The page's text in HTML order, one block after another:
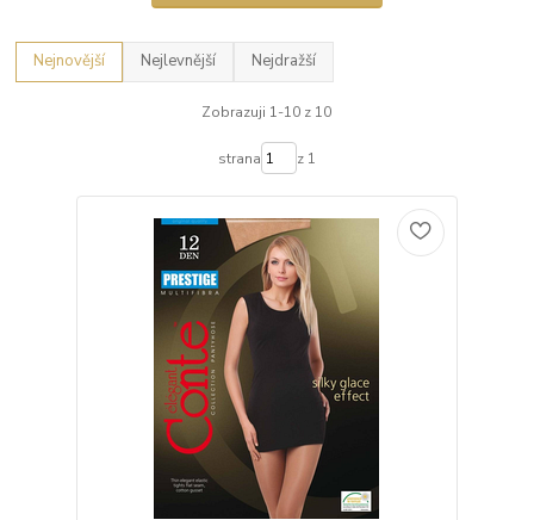
Nejnovější Nejlevnější Nejdražší
Zobrazuji 1-10 z 10
strana z 1